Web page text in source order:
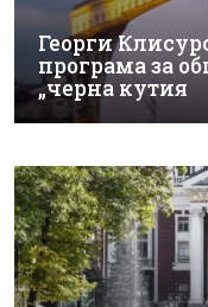
Георги
програма за
„черна кутия